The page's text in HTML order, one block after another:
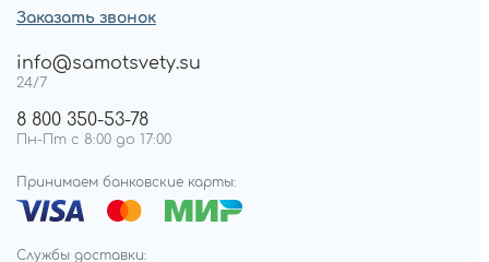
Заказать звонок
info@samotsvety.su
24/7
8 800 350-53-78
Пн-Пт с 8:00 до 17:00
Принимаем банковские карты:
Службы доставки: